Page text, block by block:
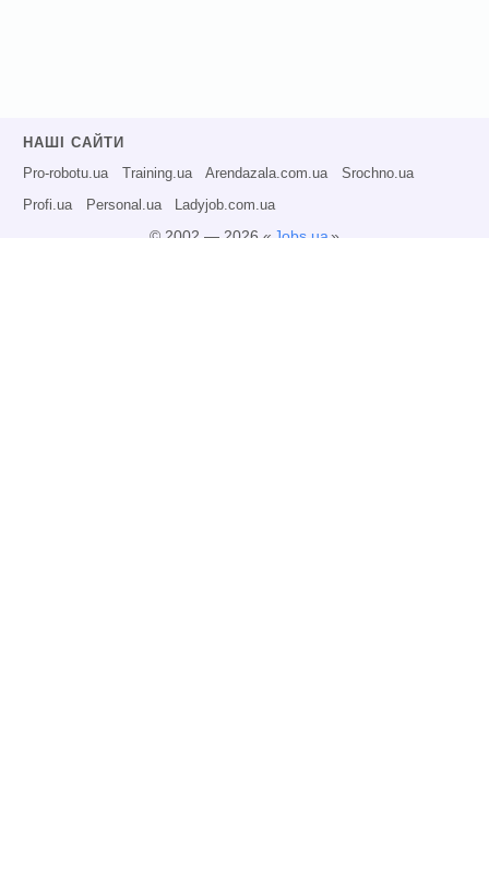
НАШІ САЙТИ
Pro-robotu.ua Training.ua Arendazala.com.ua Srochno.ua
Profi.ua Personal.ua Ladyjob.com.ua
© 2002 — 2026 « Jobs.ua»